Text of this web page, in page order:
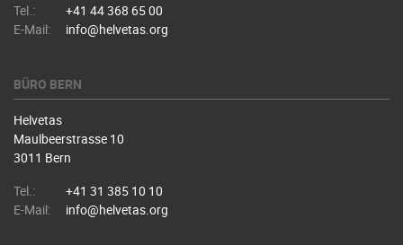
Tel.:
+41 44 368 65 00
E-Mail:
info@helvetas.org
BÜRO BERN
Helvetas
Maulbeerstrasse 10
3011 Bern
Tel.:
+41 31 385 10 10
E-Mail:
info@helvetas.org